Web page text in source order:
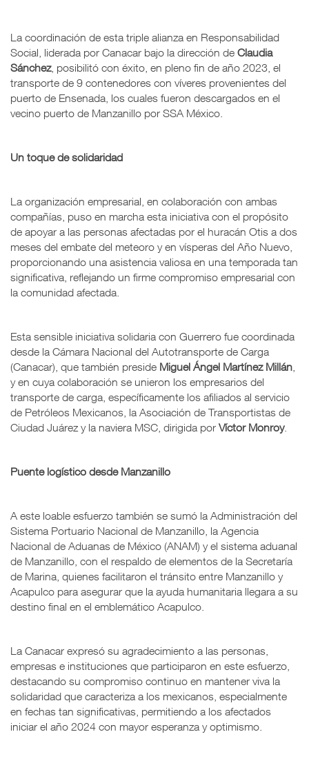
La coordinación de esta triple alianza en Responsabilidad
Social, liderada por Canacar bajo la dirección de Claudia
Sánchez, posibilitó con éxito, en pleno fin de año 2023, el
transporte de 9 contenedores con víveres provenientes del
puerto de Ensenada, los cuales fueron descargados en el
vecino puerto de Manzanillo por SSA México.
Un toque de solidaridad
La organización empresarial, en colaboración con ambas
compañías, puso en marcha esta iniciativa con el propósito
de apoyar a las personas afectadas por el huracán Otis a dos
meses del embate del meteoro y en vísperas del Año Nuevo,
proporcionando una asistencia valiosa en una temporada tan
significativa, reflejando un firme compromiso empresarial con
la comunidad afectada.
Esta sensible iniciativa solidaria con Guerrero fue coordinada
desde la Cámara Nacional del Autotransporte de Carga
(Canacar), que también preside Miguel Ángel Martínez Millán
y en cuya colaboración se unieron los empresarios del
transporte de carga, específicamente los afiliados al servicio
de Petróleos Mexicanos, la Asociación de Transportistas de
Ciudad Juárez y la naviera MSC, dirigida por Víctor Monroy.
Puente logístico desde Manzanillo
A este loable esfuerzo también se sumó la Administración del
Sistema Portuario Nacional de Manzanillo, la Agencia
Nacional de Aduanas de México (ANAM) y el sistema aduanal
de Manzanillo, con el respaldo de elementos de la Secretaría
de Marina, quienes facilitaron el tránsito entre Manzanillo y
Acapulco para asegurar que la ayuda humanitaria llegara a su
destino final en el emblemático Acapulco.
La Canacar expresó su agradecimiento a las personas,
empresas e instituciones que participaron en este esfuerzo,
destacando su compromiso continuo en mantener viva la
solidaridad que caracteriza a los mexicanos, especialmente
en fechas tan significativas, permitiendo a los afectados
iniciar el año 2024 con mayor esperanza y optimismo.